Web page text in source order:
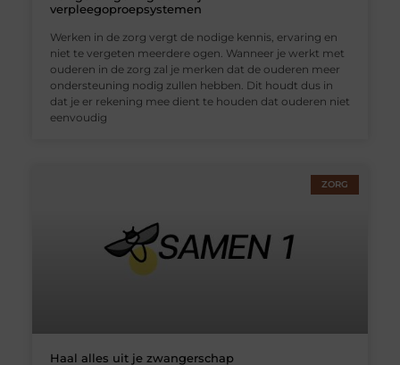
verpleegoproepsystemen
Werken in de zorg vergt de nodige kennis, ervaring en
niet te vergeten meerdere ogen. Wanneer je werkt met
ouderen in de zorg zal je merken dat de ouderen meer
ondersteuning nodig zullen hebben. Dit houdt dus in
dat je er rekening mee dient te houden dat ouderen niet
eenvoudig
ZORG
Haal alles uit je zwangerschap